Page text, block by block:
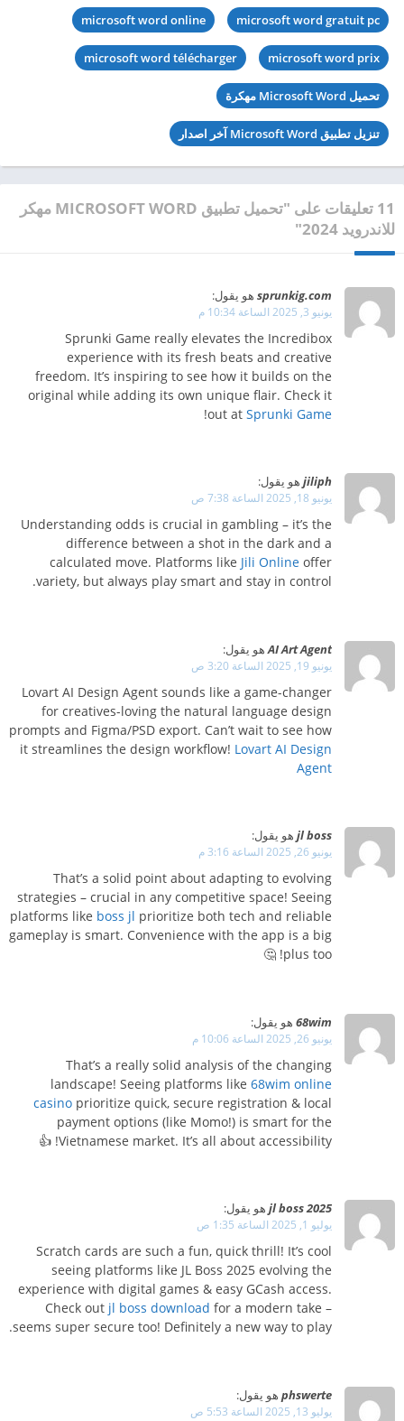
microsoft word gratuit pc
microsoft word online
microsoft word prix
microsoft word télécharger
تحميل Microsoft Word مهكرة
تنزيل تطبيق Microsoft Word آخر اصدار
11 تعليقات على "تحميل تطبيق MICROSOFT WORD مهكر
للاندرويد 2024"
sprunkig.com هو يقول:
يونيو 3, 2025 الساعة 10:34 م
Sprunki Game really elevates the Incredibox
experience with its fresh beats and creative
freedom. It’s inspiring to see how it builds on the
original while adding its own unique flair. Check it
out at Sprunki Game
!
jiliph هو يقول:
يونيو 18, 2025 الساعة 7:38 ص
Understanding odds is crucial in gambling – it’s the
difference between a shot in the dark and a
calculated move. Platforms like Jili Online offer
variety, but always play smart and stay in control.
AI Art Agent هو يقول:
يونيو 19, 2025 الساعة 3:20 ص
Lovart AI Design Agent sounds like a game-changer
for creatives-loving the natural language design
prompts and Figma/PSD export. Can’t wait to see how
it streamlines the design workflow! Lovart AI Design
Agent
jl boss هو يقول:
يونيو 26, 2025 الساعة 3:16 م
That’s a solid point about adapting to evolving
strategies – crucial in any competitive space! Seeing
platforms like boss jl prioritize both tech and reliable
gameplay is smart. Convenience with the app is a big
plus too! 🤔
68wim هو يقول:
يونيو 26, 2025 الساعة 10:06 م
That’s a really solid analysis of the changing
landscape! Seeing platforms like 68wim online
casino prioritize quick, secure registration & local
payment options (like Momo!) is smart for the
Vietnamese market. It’s all about accessibility! 👍
jl boss 2025 هو يقول:
يوليو 1, 2025 الساعة 1:35 ص
Scratch cards are such a fun, quick thrill! It’s cool
seeing platforms like JL Boss 2025 evolving the
experience with digital games & easy GCash access.
Check out jl boss download for a modern take –
seems super secure too! Definitely a new way to play.
phswerte هو يقول:
يوليو 13, 2025 الساعة 5:53 ص